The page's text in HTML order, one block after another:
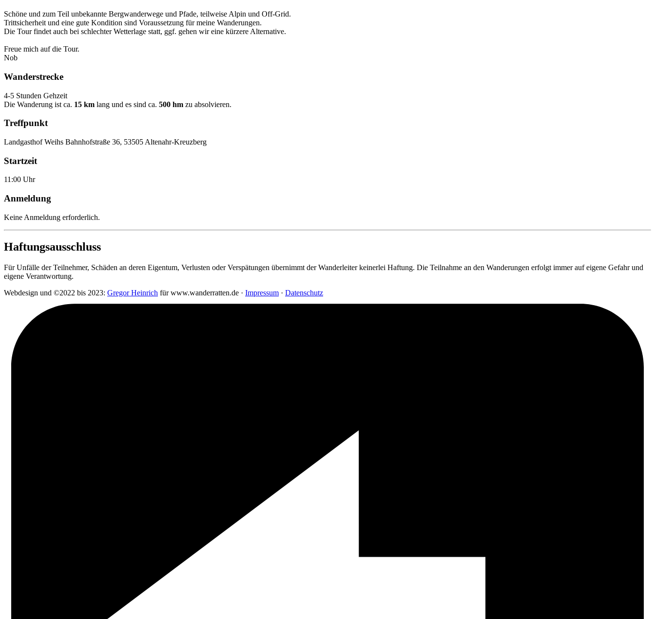
Schöne und zum Teil unbekannte Bergwanderwege und Pfade, teilweise Alpin und Off-Grid.
Trittsicherheit und eine gute Kondition sind Voraussetzung für meine Wanderungen.
Die Tour findet auch bei schlechter Wetterlage statt, ggf. gehen wir eine kürzere Alternative.
Freue mich auf die Tour.
Nob
Wanderstrecke
4-5 Stunden Gehzeit
Die Wanderung ist ca. 15 km lang und es sind ca. 500 hm zu absolvieren.
Treffpunkt
Landgasthof Weihs Bahnhofstraße 36, 53505 Altenahr-Kreuzberg
Startzeit
11:00 Uhr
Anmeldung
Keine Anmeldung erforderlich.
Haftungsausschluss
Für Unfälle der Teilnehmer, Schäden an deren Eigentum, Verlusten oder Verspätungen übernimmt der Wanderleiter keinerlei Haftung. Die Teilnahme an den Wanderungen erfolgt immer auf eigene Gefahr und
eigene Verantwortung.
Webdesign und ©2022 bis 2023: Gregor Heinrich für www.wanderratten.de · Impressum · Datenschutz